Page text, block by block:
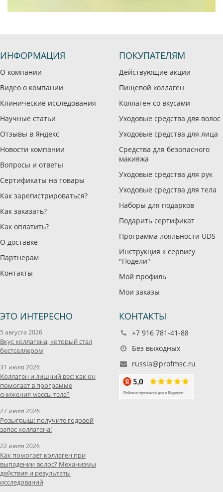
ИНФОРМАЦИЯ
О компании
Видео о компании
Клинические исследования
Научные статьи
Отзывы в Яндекс
Новости компании
Вопросы и ответы
Сертификаты на товары
Как зарегистрироваться?
Как заказать?
Как оплатить?
О доставке
Партнерам
Контакты
ПОКУПАТЕЛЯМ
Действующие акции
Пищевой коллаген
Коллаген со вкусами
Уходовые средства для волос
Уходовые средства для лица
Средства для безопасного
макияжа
Уходовые средства для рук
Уходовые средства для тела
Наборы для подарков
Подарить сертификат
Программа лояльности UDS
Инструкция к сервису
"Подели"
Мой профиль
Мои заказы
ЭТО ИНТЕРЕСНО
5 августа 2026
Вкус коллагена, который стал
бестселлером
31 июля 2026
Коллаген и лишний вес: как он
помогает в программе
снижения массы тела?
27 июля 2026
Розыгрыш: получите годовой
запас коллагена!
22 июля 2026
Как помогает коллаген при
выпадении волос? Механизмы
действия и результаты
исследований
КОНТАКТЫ
+7 916 781-41-88
Без выходных
russia@profmsc.ru